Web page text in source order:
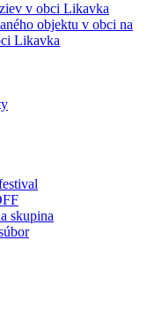
v obci Likavka
objektu v obci na
Likavka
skupina